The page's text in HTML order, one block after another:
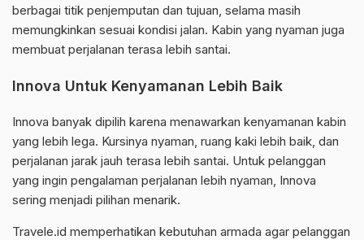
berbagai titik penjemputan dan tujuan, selama masih
memungkinkan sesuai kondisi jalan. Kabin yang nyaman juga
membuat perjalanan terasa lebih santai.
Innova Untuk Kenyamanan Lebih Baik
Innova banyak dipilih karena menawarkan kenyamanan kabin
yang lebih lega. Kursinya nyaman, ruang kaki lebih baik, dan
perjalanan jarak jauh terasa lebih santai. Untuk pelanggan
yang ingin pengalaman perjalanan lebih nyaman, Innova
sering menjadi pilihan menarik.
Travele.id memperhatikan kebutuhan armada agar pelanggan